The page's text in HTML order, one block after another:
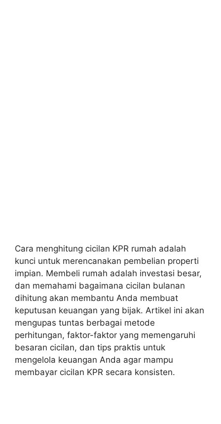
Cara menghitung cicilan KPR rumah adalah
kunci untuk merencanakan pembelian properti
impian. Membeli rumah adalah investasi besar,
dan memahami bagaimana cicilan bulanan
dihitung akan membantu Anda membuat
keputusan keuangan yang bijak. Artikel ini akan
mengupas tuntas berbagai metode
perhitungan, faktor-faktor yang memengaruhi
besaran cicilan, dan tips praktis untuk
mengelola keuangan Anda agar mampu
membayar cicilan KPR secara konsisten.